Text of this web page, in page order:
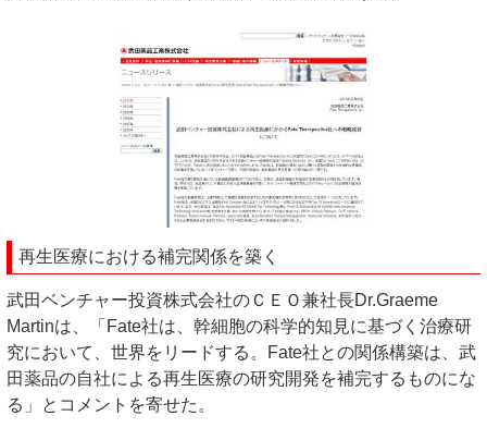
再生医療における補完関係を築く
武田ベンチャー投資株式会社のＣＥＯ兼社長Dr.Graeme
Martinは、「Fate社は、幹細胞の科学的知見に基づく治療研
究において、世界をリードする。Fate社との関係構築は、武
田薬品の自社による再生医療の研究開発を補完するものにな
る」とコメントを寄せた。